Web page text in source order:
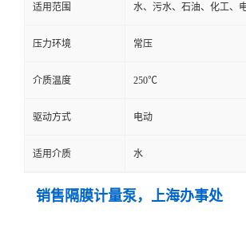
适用范围 水、污水、石油、化工、
压力环境 常压
介质温度 250℃
驱动方式 电动
适用介质 水
销售隔膜计量泵，上海办事处